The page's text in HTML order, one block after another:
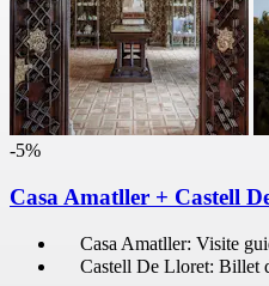
-5%
Casa Amatller + Castell
Casa Amatller: Visite
Castell De Lloret: Billet